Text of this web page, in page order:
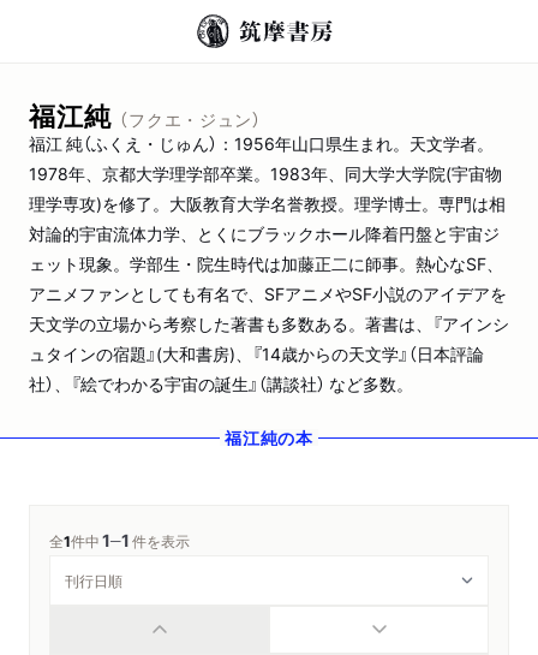
福江純 （フクエ・ジュン）
福江 純（ふくえ・じゅん）：1956年山口県生まれ。天文学者。
1978年、京都大学理学部卒業。1983年、同大学大学院(宇宙物
理学専攻)を修了。大阪教育大学名誉教授。理学博士。専門は相
対論的宇宙流体力学、とくにブラックホール降着円盤と宇宙ジ
ェット現象。学部生・院生時代は加藤正二に師事。熱心なSF、
アニメファンとしても有名で、SFアニメやSF小説のアイデアを
天文学の立場から考察した著書も多数ある。著書は、『アインシ
ュタインの宿題』(大和書房)、『14歳からの天文学』（日本評論
社）、『絵でわかる宇宙の誕生』（講談社） など多数。
福江純の本
全1件中1─1件を表示